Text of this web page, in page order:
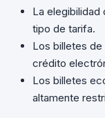
La
tipo de tarifa.
Los billetes
crédito
Los billetes
altamente